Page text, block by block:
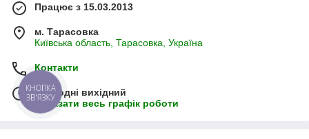
Працює з 15.03.2013
м. Тарасовка
Київська область, Тарасовка, Україна
Контакти
Сьогодні вихідний
Показати весь графік роботи
КНОПКА
ЗВ'ЯЗКУ